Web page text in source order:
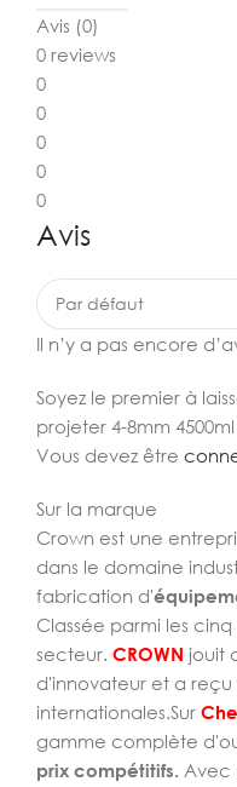
Avis (0)
0 reviews
0
0
0
0
0
Avis
Il n’y a pas encore
Soyez le premier à
projeter 4-8mm
Vous devez être
Sur la marque
Crown est une
dans le domaine
fabrication d'
Classée parmi les
secteur. CROWN jouit
d'innovateur et a reçu
internationales.Sur
gamme complète
prix compétitifs. Avec